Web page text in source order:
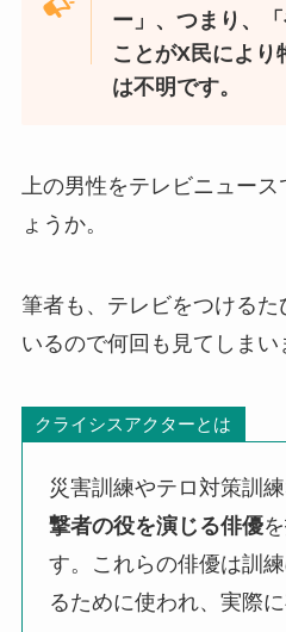
ー」、つまり、
ことがX民により
は不明です。
上の男性をテレビニュース
ょうか。
筆者も、テレビをつける
いるので何回も見てしまい
クライシスアクターとは
災害訓練やテロ対策訓
撃者の役を演じる俳優
す。これらの俳優は訓
るために使われ、実際に